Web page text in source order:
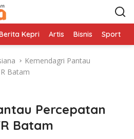
Kepri Artis Bisnis Sport
Kemendagri Pantau
Batam
Percepatan
Batam